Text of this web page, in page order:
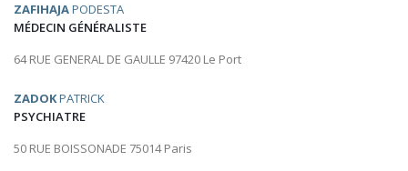
ZAFIHAJAPODESTA
MÉDECIN GÉNÉRALISTE
64 RUE GENERAL DE GAULLE 97420 Le Port
ZADOKPATRICK
PSYCHIATRE
50 RUE BOISSONADE 75014 Paris